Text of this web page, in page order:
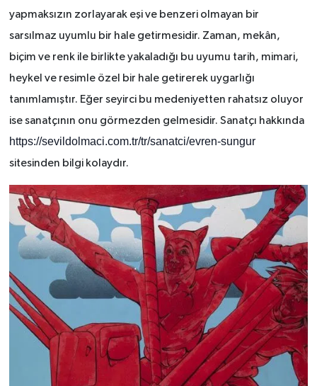
yapmaksızın zorlayarak eşi ve benzeri olmayan bir
sarsılmaz uyumlu bir hale getirmesidir. Zaman, mekân,
biçim ve renk ile birlikte yakaladığı bu uyumu tarih, mimari,
heykel ve resimle özel bir hale getirerek uygarlığı
tanımlamıştır. Eğer seyirci bu medeniyetten rahatsız oluyor
ise sanatçının onu görmezden gelmesidir. Sanatçı hakkında
https://sevildolmaci.com.tr/tr/sanatci/evren-sungur
sitesinden bilgi kolaydır.